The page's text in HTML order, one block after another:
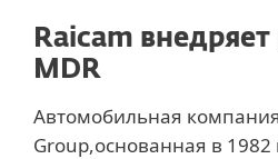
Raicam
MDR
Автомобильная
Group,основанная в 1982